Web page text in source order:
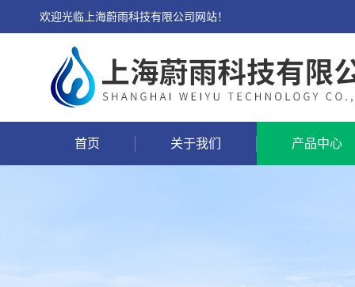
欢迎光临上海蔚雨科技有限公司网站！
首页 关于我们 产品中心